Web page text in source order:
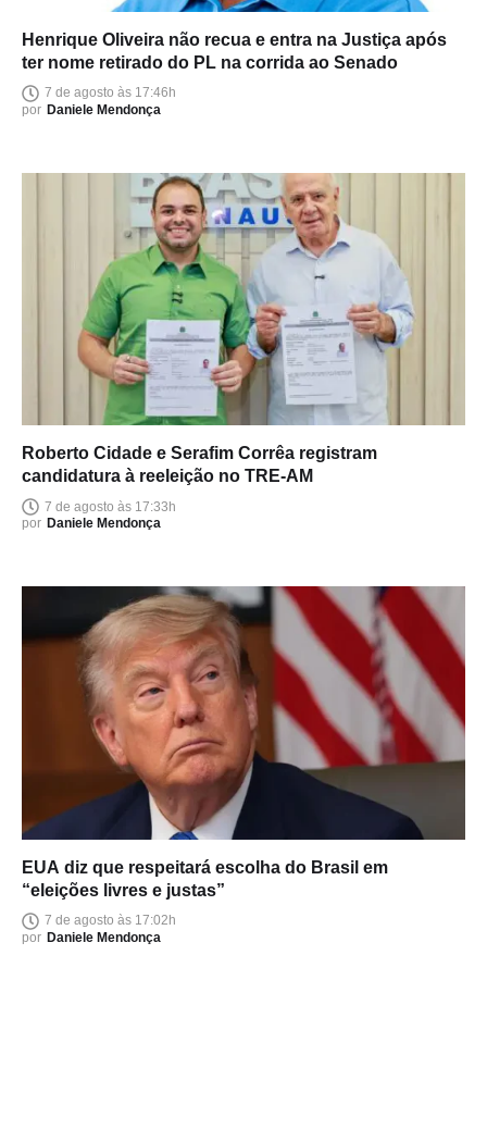
Henrique Oliveira não recua e entra na Justiça após
ter nome retirado do PL na corrida ao Senado
7 de agosto às 17:46h
por Daniele Mendonça
Roberto Cidade e Serafim Corrêa registram
candidatura à reeleição no TRE-AM
7 de agosto às 17:33h
por Daniele Mendonça
EUA diz que respeitará escolha do Brasil em
“eleições livres e justas”
7 de agosto às 17:02h
por Daniele Mendonça